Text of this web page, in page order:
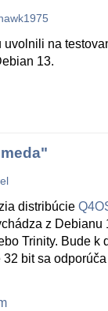
uvolnili na
13.
distribúcie
z Debianu
Trinity. Bude k
bit sa